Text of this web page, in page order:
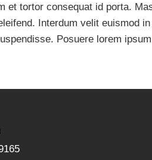
et tortor consequat id porta.
Interdum velit euismod
Posuere lorem